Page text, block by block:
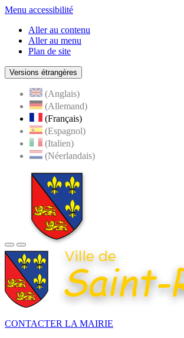
Menu accessibilité
Aller au contenu
Aller au menu
Plan de site
Versions étrangères
(Anglais)
(Allemand)
(Français)
(Espagnol)
(Italien)
(Néerlandais)
CONTACTER LA MAIRIE